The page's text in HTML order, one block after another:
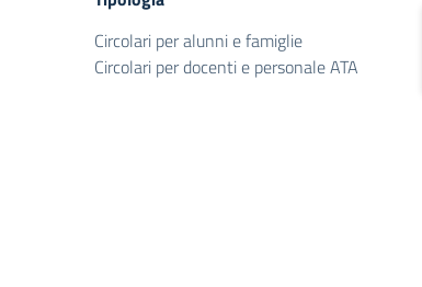
Circolari per alunni e famiglie
Circolari per docenti e personale ATA